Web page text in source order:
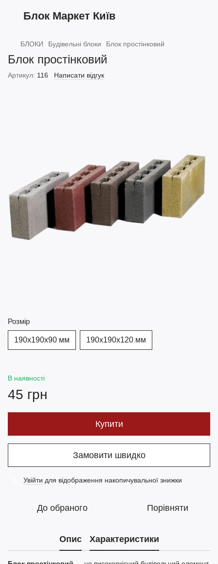
Блок Маркет Київ
БЛОКИ Будівельні блоки Блок простінковий
Блок простінковий
Артикул: 116 Написати відгук
Розмір
190х190х90 мм 190х190х120 мм
В наявності
45 грн
Купити
Замовити швидко
Увійти для відображення накопичувальної знижки
До обраного Порівняти
Опис Характеристики